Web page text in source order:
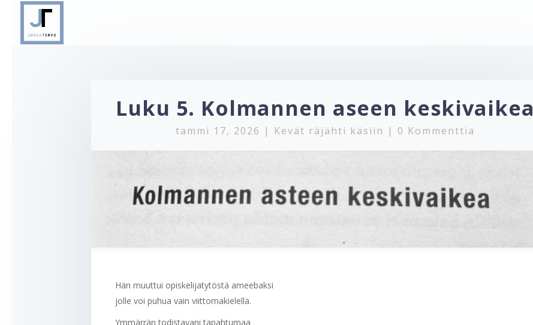
Luku 5. Kolmannen aseen keskivaikea
tammi 17, 2026 | Kevät räjähti käsiin | 0 Kommenttia
Hän muuttui opiskelijatytöstä ameebaksi
jolle voi puhua vain viittomakielellä.
Ymmärrän todistavani tapahtumaa